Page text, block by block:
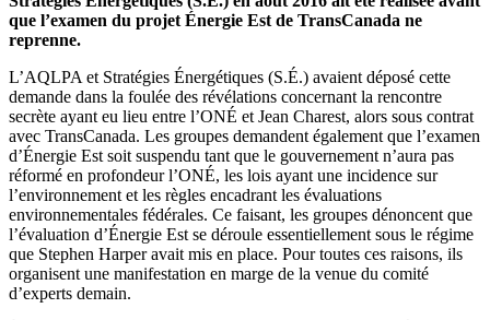
que l’examen du projet Énergie Est de TransCanada ne
reprenne.
L’AQLPA et Stratégies Énergétiques (S.É.) avaient déposé cette
demande dans la foulée des révélations concernant la rencontre
secrète ayant eu lieu entre l’ONÉ et Jean Charest, alors sous contrat
avec TransCanada. Les groupes demandent également que l’examen
d’Énergie Est soit suspendu tant que le gouvernement n’aura pas
réformé en profondeur l’ONÉ, les lois ayant une incidence sur
l’environnement et les règles encadrant les évaluations
environnementales fédérales. Ce faisant, les groupes dénoncent que
l’évaluation d’Énergie Est se déroule essentiellement sous le régime
que Stephen Harper avait mis en place. Pour toutes ces raisons, ils
organisent une manifestation en marge de la venue du comité
d’experts demain.